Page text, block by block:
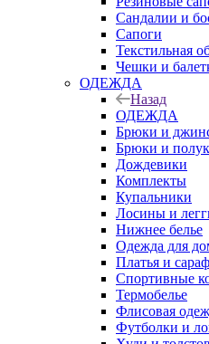
Сандалии и
Сапоги
Текстильная
Чешки и
ОДЕЖДА
Назад
ОДЕЖДА
Брюки и
Брюки и
Дождевики
Комплекты
Купальники
Лосины и
Нижнее белье
Одежда для
Платья и
Спортивные
Термобелье
Флисовая
Футболки и